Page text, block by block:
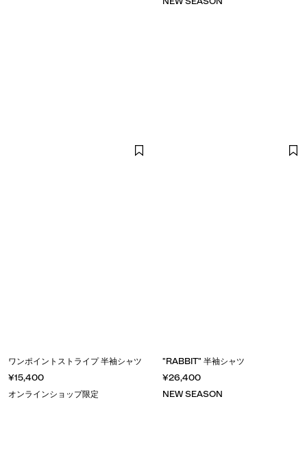
ワンポイントストライプ 半袖シャツ
¥15,400
オンラインショップ限定
"RABBIT" 半袖シャツ
¥26,400
NEW SEASON